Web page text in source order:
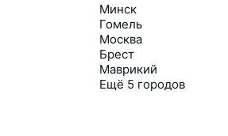
Минск
Гомель
Москва
Брест
Маврикий
Ещё 5 городов